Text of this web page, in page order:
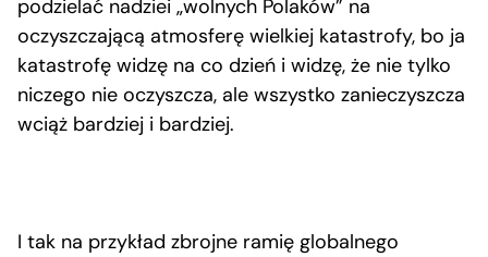
podzielać nadziei „wolnych Polaków” na
oczyszczającą atmosferę wielkiej katastrofy, bo ja
katastrofę widzę na co dzień i widzę, że nie tylko
niczego nie oczyszcza, ale wszystko zanieczyszcza
wciąż bardziej i bardziej.
I tak na przykład zbrojne ramię globalnego